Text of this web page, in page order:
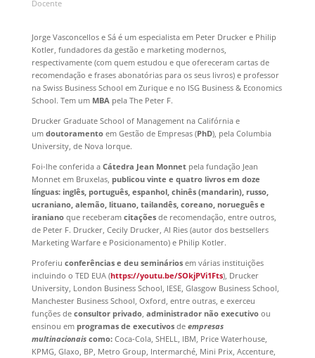
Docente
Jorge Vasconcellos e Sá é um especialista em Peter Drucker e Philip
Kotler, fundadores da gestão e marketing modernos,
respectivamente (com quem estudou e que ofereceram cartas de
recomendação e frases abonatórias para os seus livros) e professor
na Swiss Business School em Zurique e no ISG Business & Economics
School. Tem um MBApela The Peter F.
Drucker Graduate School of Management na Califórnia e
um doutoramentoem Gestão de Empresas (PhD), pela Columbia
University, de Nova Iorque.
Foi-lhe conferida a Cátedra Jean Monnet pela fundação Jean
Monnet em Bruxelas, publicou vinte e quatro livros em doze
línguas: inglês, português, espanhol, chinês (mandarin), russo,
ucraniano, alemão, lituano, tailandês, coreano, norueguês e
iraniano que receberam citaçõesde recomendação, entre outros,
de Peter F. Drucker, Cecily Drucker, Al Ries (autor dos bestsellers
Marketing Warfare e Posicionamento) e Philip Kotler.
Proferiu conferências e deu semináriosem várias instituições
incluindo o TED EUA (https://youtu.be/SOkjPVi1Fts), Drucker
University, London Business School, IESE, Glasgow Business School,
Manchester Business School, Oxford, entre outras, e exerceu
funções de consultor privado, administrador não executivoou
ensinou em programas de executivosdeempresas
multinacionais como: Coca-Cola, SHELL, IBM, Price Waterhouse,
KPMG, Glaxo, BP, Metro Group, Intermarché, Mini Prix, Accenture,